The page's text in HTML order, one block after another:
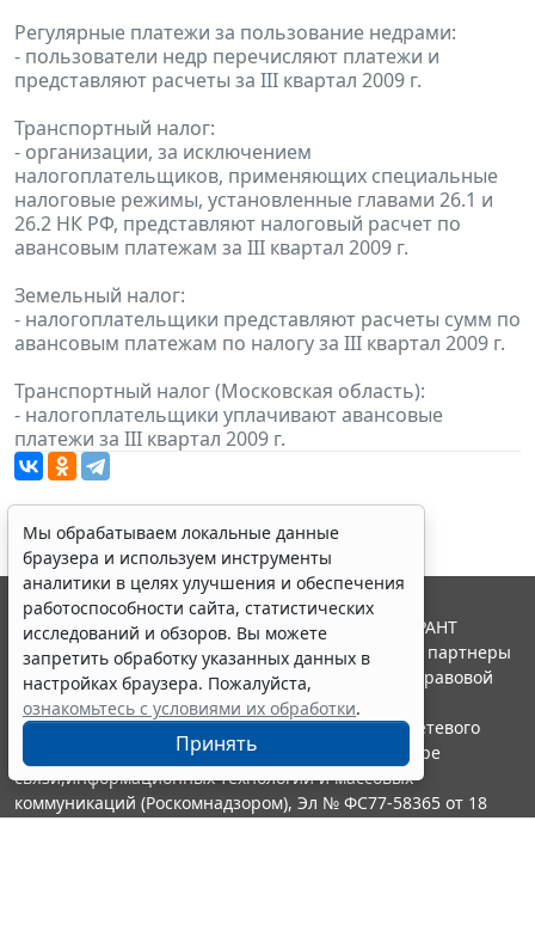
Регулярные платежи за пользование недрами:
- пользователи недр перечисляют платежи и
представляют расчеты за III квартал 2009 г.
Транспортный налог:
- организации, за исключением
налогоплательщиков, применяющих специальные
налоговые режимы, установленные главами 26.1 и
26.2 НК РФ, представляют налоговый расчет по
авансовым платежам за III квартал 2009 г.
Земельный налог:
- налогоплательщики представляют расчеты сумм по
авансовым платежам по налогу за III квартал 2009 г.
Транспортный налог (Московская область):
- налогоплательщики уплачивают авансовые
платежи за III квартал 2009 г.
Мы обрабатываем локальные данные
браузера и используем инструменты
аналитики в целях улучшения и обеспечения
работоспособности сайта, статистических
исследований и обзоров. Вы можете
запретить обработку указанных данных в
настройках браузера. Пожалуйста,
ознакомьтесь с условиями их обработки.
Принять
© ООО "НПП "ГАРАНТ-СЕРВИС", 2026. Система ГАРАНТ
выпускается с 1990 года. Компания "Гарант" и ее партнеры
являются участниками Российской ассоциации правовой
информации ГАРАНТ.
Портал ГАРАНТ.РУ зарегистрирован в качестве сетевого
издания Федеральной службой по надзору в сфере
связи,информационных технологий и массовых
коммуникаций (Роскомнадзором), Эл № ФС77-58365 от 18